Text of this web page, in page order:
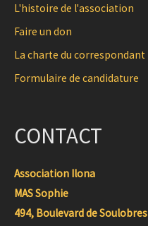
L'histoire de l'association
Faire un don
La charte du correspondant
Formulaire de candidature
CONTACT
Association Ilona
MAS Sophie
494, Boulevard de Soulobres